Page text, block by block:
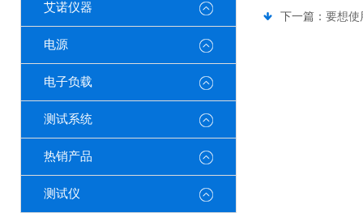
艾诺仪器
电源
电子负载
测试系统
热销产品
测试仪
下一篇： 要想使